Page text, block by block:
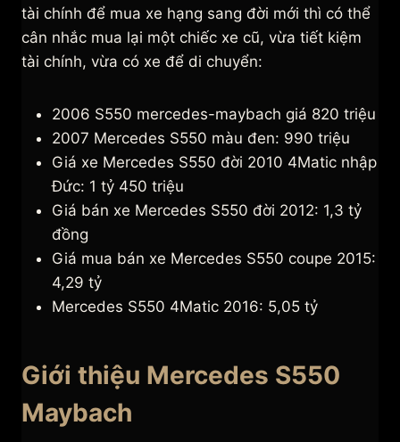
tài chính để mua xe hạng sang đời mới thì có thể
cân nhắc mua lại một chiếc xe cũ, vừa tiết kiệm
tài chính, vừa có xe để di chuyển:
2006 S550 mercedes-maybach giá 820 triệu
2007 Mercedes S550 màu đen: 990 triệu
Giá xe Mercedes S550 đời 2010 4Matic nhập
Đức: 1 tỷ 450 triệu
Giá bán xe Mercedes S550 đời 2012: 1,3 tỷ
đồng
Giá mua bán xe Mercedes S550 coupe 2015:
4,29 tỷ
Mercedes S550 4Matic 2016: 5,05 tỷ
Giới thiệu Mercedes S550
Maybach